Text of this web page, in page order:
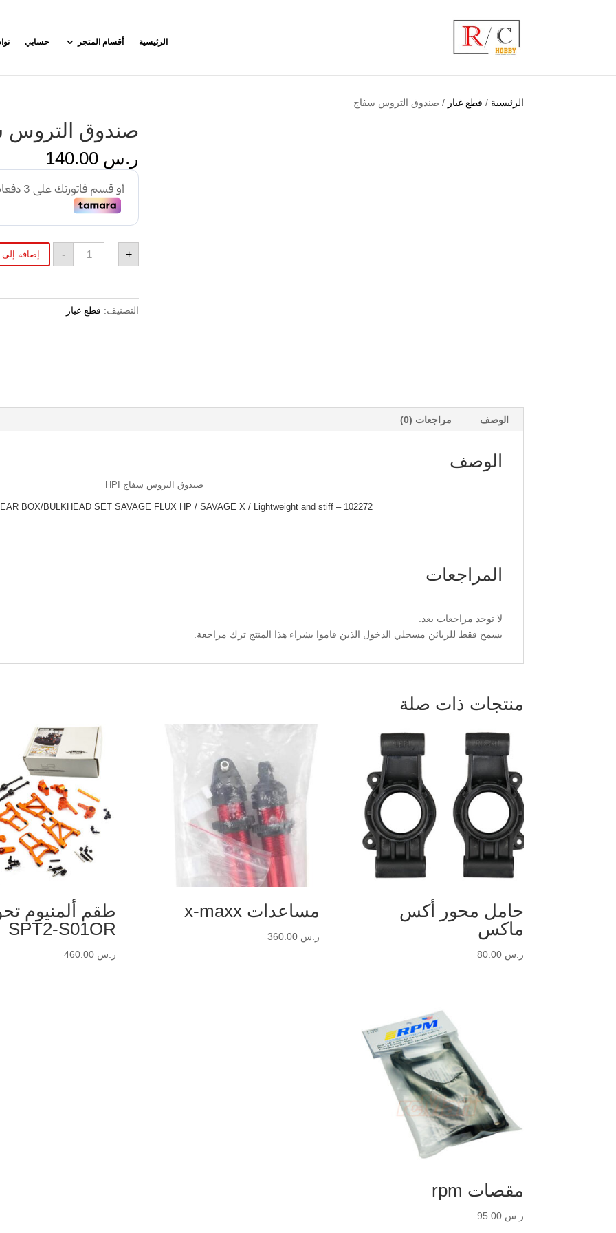
الرئيسية أقسام المتجر حسابي
الرئيسية / قطع غيار / صندوق التروس سفاج
صندوق التروس
ر.س
-
كمية
صندوق
التروس
+ إضافة إلى
التصنيف: قطع غيار
الوصف مراجعات (0)
الوصف
صندوق التروس سفاج HPI
102272 – COMPOSITE GEAR BOX/BULKHEAD SET SAVAGE FLUX HP / SAVAGE X / Lightweight and stiff
المراجعات
لا توجد مراجعات بعد.
يسمح فقط للزبائن مسجلي الدخول الذين قاموا بشراء هذا المنتج ترك مراجعة.
منتجات ذات صلة
حامل محور أكس
ماكس
ر.س 80.00
مساعدات x-maxx
ر.س
طقم ألمنيوم
SPT2-S01OR
ر.س
مقصات rpm
ر.س 95.00